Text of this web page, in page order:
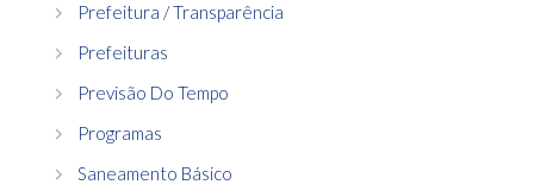
Prefeitura / Transparência
Prefeituras
Previsão Do Tempo
Programas
Saneamento Básico